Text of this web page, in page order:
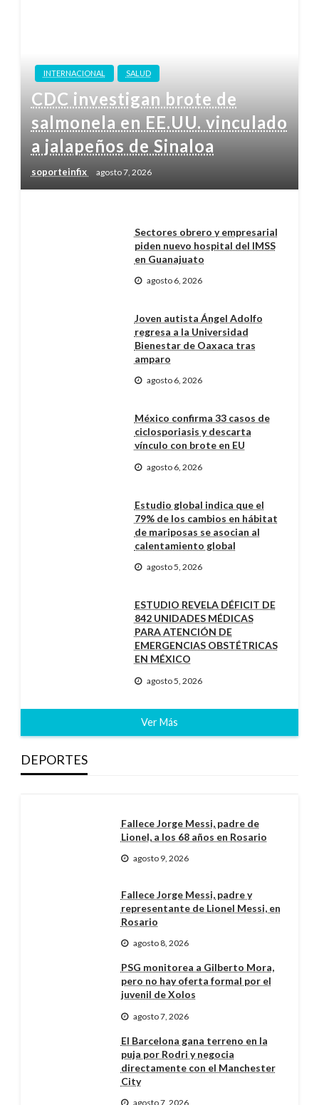
INTERNACIONAL SALUD
CDC investigan brote de
salmonela en EE.UU. vinculado
a jalapeños de Sinaloa
soporteinfix agosto 7, 2026
Sectores obrero y empresarial
piden nuevo hospital del IMSS
en Guanajuato
agosto 6, 2026
Joven autista Ángel Adolfo
regresa a la Universidad
Bienestar de Oaxaca tras
amparo
agosto 6, 2026
México confirma 33 casos de
ciclosporiasis y descarta
vínculo con brote en EU
agosto 6, 2026
Estudio global indica que el
79% de los cambios en hábitat
de mariposas se asocian al
calentamiento global
agosto 5, 2026
ESTUDIO REVELA DÉFICIT DE
842 UNIDADES MÉDICAS
PARA ATENCIÓN DE
EMERGENCIAS OBSTÉTRICAS
EN MÉXICO
agosto 5, 2026
Ver Más
DEPORTES
Fallece Jorge Messi, padre de
Lionel, a los 68 años en Rosario
agosto 9, 2026
Fallece Jorge Messi, padre y
representante de Lionel Messi, en
Rosario
agosto 8, 2026
PSG monitorea a Gilberto Mora,
pero no hay oferta formal por el
juvenil de Xolos
agosto 7, 2026
El Barcelona gana terreno en la
puja por Rodri y negocia
directamente con el Manchester
City
agosto 7, 2026